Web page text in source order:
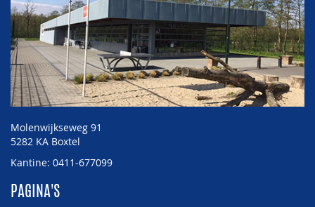
Molenwijkseweg 91
5282 KA Boxtel
Kantine: 0411-677099
PAGINA'S